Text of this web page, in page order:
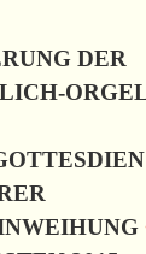
DER